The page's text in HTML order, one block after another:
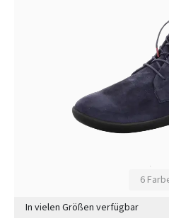
6
In vielen Größen verfügbar